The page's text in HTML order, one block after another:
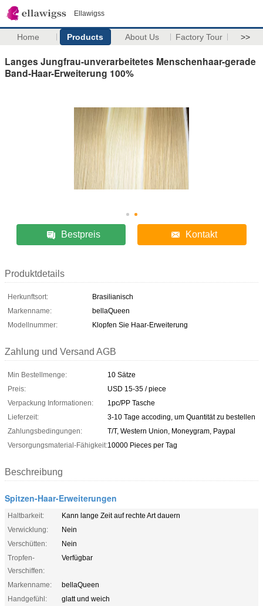
Ellawigss
Home Products About Us Factory Tour >>
Langes Jungfrau-unverarbeitetes Menschenhaar-gerade
Band-Haar-Erweiterung 100%
Bestpreis Kontakt
Produktdetails
Herkunftsort:
Brasilianisch
Markenname:
bellaQueen
Modellnummer:
Klopfen Sie Haar-Erweiterung
Zahlung und Versand AGB
Min Bestellmenge:
10 Sätze
Preis:
USD 15-35 / piece
Verpackung Informationen:
1pc/PP Tasche
Lieferzeit:
3-10 Tage accoding, um Quantität zu bestellen
Zahlungsbedingungen:
T/T, Western Union, Moneygram, Paypal
Versorgungsmaterial-Fähigkeit:10000 Pieces per Tag
Beschreibung
Spitzen-Haar-Erweiterungen
Haltbarkeit:
Kann lange Zeit auf rechte Art dauern
Verwicklung:
Nein
Verschütten:
Nein
Tropfen-
Verschiffen:
Verfügbar
Markenname:
bellaQueen
Handgefühl:
glatt und weich